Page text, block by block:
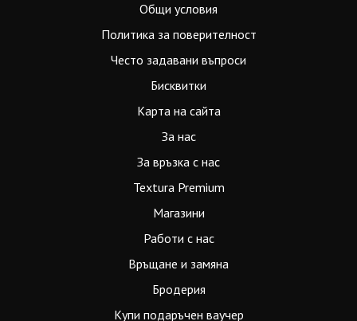
Общи условия
Политика за поверителност
Често задавани въпроси
Бисквитки
Карта на сайта
За нас
За връзка с нас
Textura Premium
Магазини
Работи с нас
Връщане и замяна
Бродерия
Купи подаръчен ваучер